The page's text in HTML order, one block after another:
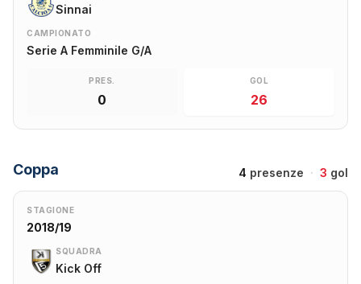
Sinnai
CAMPIONATO
Serie A Femminile G/A
PRES.
0
GOL
26
Coppa 4 presenze · 3 gol
STAGIONE
2018/19
SQUADRA
Kick Off